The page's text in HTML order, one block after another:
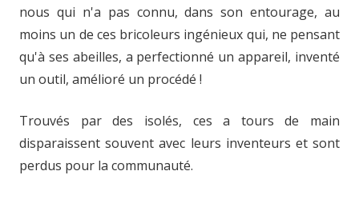
nous qui n'a pas connu, dans son entourage, au
moins un de ces bricoleurs ingénieux qui, ne pensant
qu'à ses abeilles, a perfectionné un appareil, inventé
un outil, amélioré un procédé !
Trouvés par des isolés, ces a tours de main
disparaissent souvent avec leurs inventeurs et sont
perdus pour la communauté.